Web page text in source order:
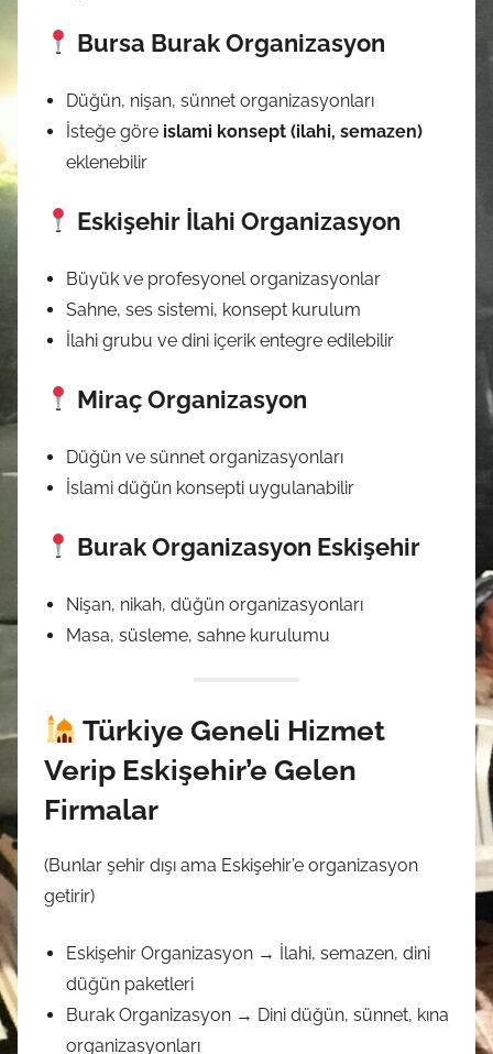
Bursa Burak Organizasyon
Düğün, nişan, sünnet organizasyonları
İsteğe göre islami konsept (ilahi, semazen)
eklenebilir
Eskişehir İlahi Organizasyon
Büyük ve profesyonel organizasyonlar
Sahne, ses sistemi, konsept kurulum
İlahi grubu ve dini içerik entegre edilebilir
Miraç Organizasyon
Düğün ve sünnet organizasyonları
İslami düğün konsepti uygulanabilir
Burak Organizasyon Eskişehir
Nişan, nikah, düğün organizasyonları
Masa, süsleme, sahne kurulumu
Türkiye Geneli Hizmet
Verip Eskişehir’e Gelen
Firmalar
(Bunlar şehir dışı ama Eskişehir’e organizasyon
getirir)
Eskişehir Organizasyon → İlahi, semazen, dini
düğün paketleri
Burak Organizasyon → Dini düğün, sünnet, kına
organizasyonları